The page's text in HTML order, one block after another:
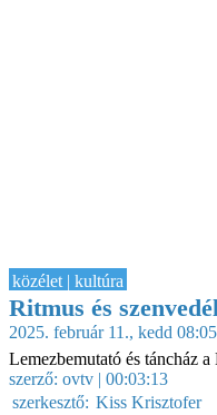
közélet | kultúra
Ritmus és
2025. február 11., kedd 08:05
Lemezbemutató és táncház
szerző: ovtv | 00:03:13
szerkesztő: Kiss Krisztofer